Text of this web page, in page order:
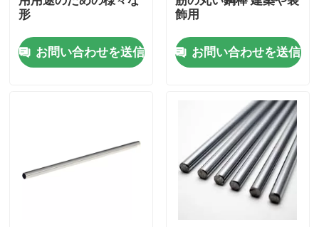
品質管理
ステンレス鋼の薄板金
形
お問い合わせを送信
飾用
お問い合わせを送信